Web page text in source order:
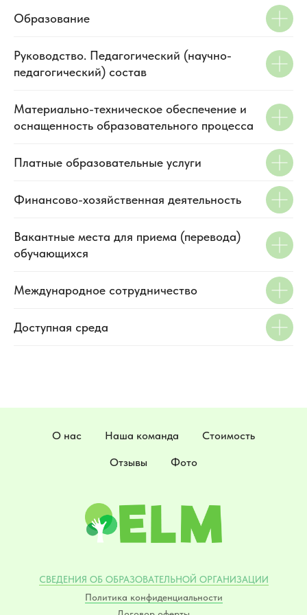
Образование
Руководство. Педагогический (научно-
педагогический) состав
Материально-техническое обеспечение и
оснащенность образовательного процесса
Платные образовательные услуги
Финансово-хозяйственная деятельность
Вакантные места для приема (перевода)
обучающихся
Международное сотрудничество
Доступная среда
О нас Наша команда Стоимость
Отзывы Фото
СВЕДЕНИЯ ОБ ОБРАЗОВАТЕЛЬНОЙ ОРГАНИЗАЦИИ
Политика конфиденциальности